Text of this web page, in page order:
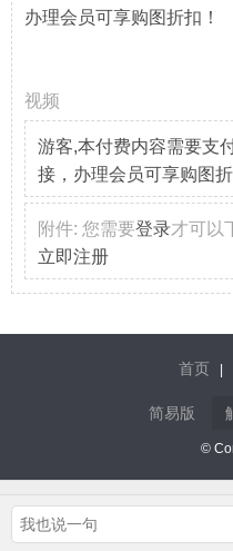
办理会员可享购图折扣！
视频
游客,本付费内容需要支
接，办理会员可享购图
附件: 您需要登录才可以
立即注册
首页
简易版
©